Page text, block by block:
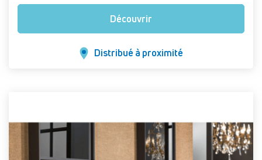
Découvrir
Distribué à proximité